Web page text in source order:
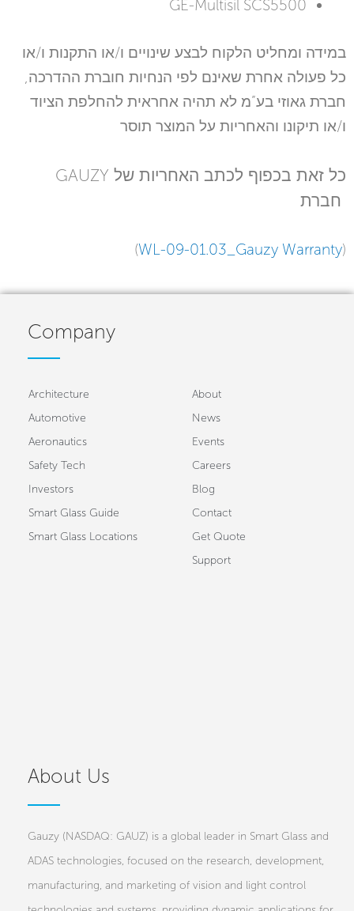
GE-Multisil SCS5500
במידה ומחליט הלקוח לבצע שינויים ו/או התקנות ו/או
כל פעולה אחרת שאינם לפי הנחיות חוברת ההדרכה,
חברת גאוזי בע”מ לא תהיה אחראית להחלפת הציוד
ו/או תיקונו והאחריות על המוצר תוסר
GAUZY כל זאת בכפוף לכתב האחריות של
(WL-09-01.03_Gauzy Warranty)
Company
Architecture
Automotive
Aeronautics
Safety Tech
Investors
Smart Glass Guide
Smart Glass Locations
About
News
Events
Careers
Blog
Contact
Get Quote
Support
About Us
Gauzy (NASDAQ: GAUZ) is a global leader in Smart Glass and
ADAS technologies, focused on the research, development,
manufacturing, and marketing of vision and light control